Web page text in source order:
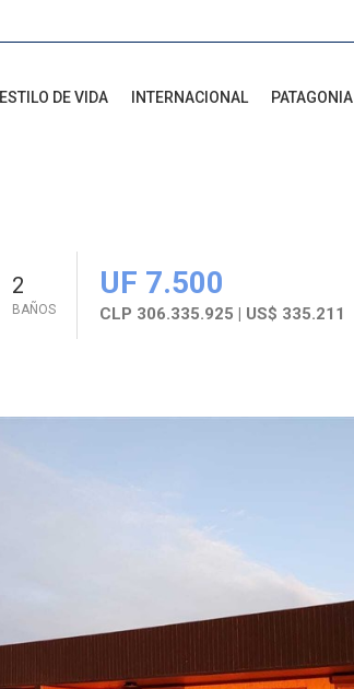
ESTILO DE VIDA INTERNACIONAL PATAGONIA
2
BAÑOS
UF 7.500
CLP 306.335.925 | US$ 335.211